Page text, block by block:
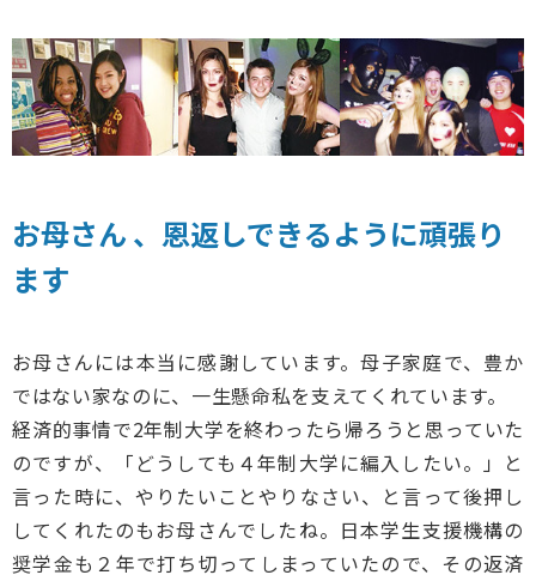
お母さん 、恩返しできるように頑張り
ます
お母さんには本当に感謝しています。母子家庭で、豊か
ではない家なのに、一生懸命私を支えてくれています。
経済的事情で2年制大学を終わったら帰ろうと思っていた
のですが、「どうしても４年制大学に編入したい。」と
言った時に、やりたいことやりなさい、と言って後押し
してくれたのもお母さんでしたね。日本学生支援機構の
奨学金も２年で打ち切ってしまっていたので、その返済